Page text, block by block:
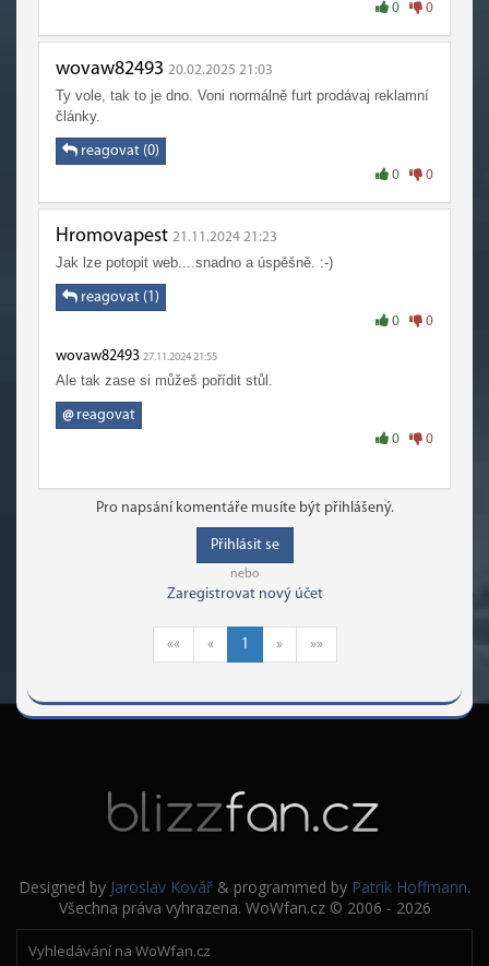
0 0
wovaw82493 20.02.2025 21:03
Ty vole, tak to je dno. Voni normálně furt prodávaj reklamní
články.
reagovat (0)
0 0
Hromovapest 21.11.2024 21:23
Jak lze potopit web....snadno a úspěšně. :-)
reagovat (1)
0 0
wovaw82493 27.11.2024 21:55
Ale tak zase si můžeš pořídit stůl.
@reagovat
0 0
Pro napsání komentáře musíte být přihlášený.
Přihlásit se
nebo
Zaregistrovat nový účet
«« « 1 » »»
Designed by Jaroslav Kovář & programmed by Patrik Hoffmann.
Všechna práva vyhrazena. WoWfan.cz © 2006 - 2026